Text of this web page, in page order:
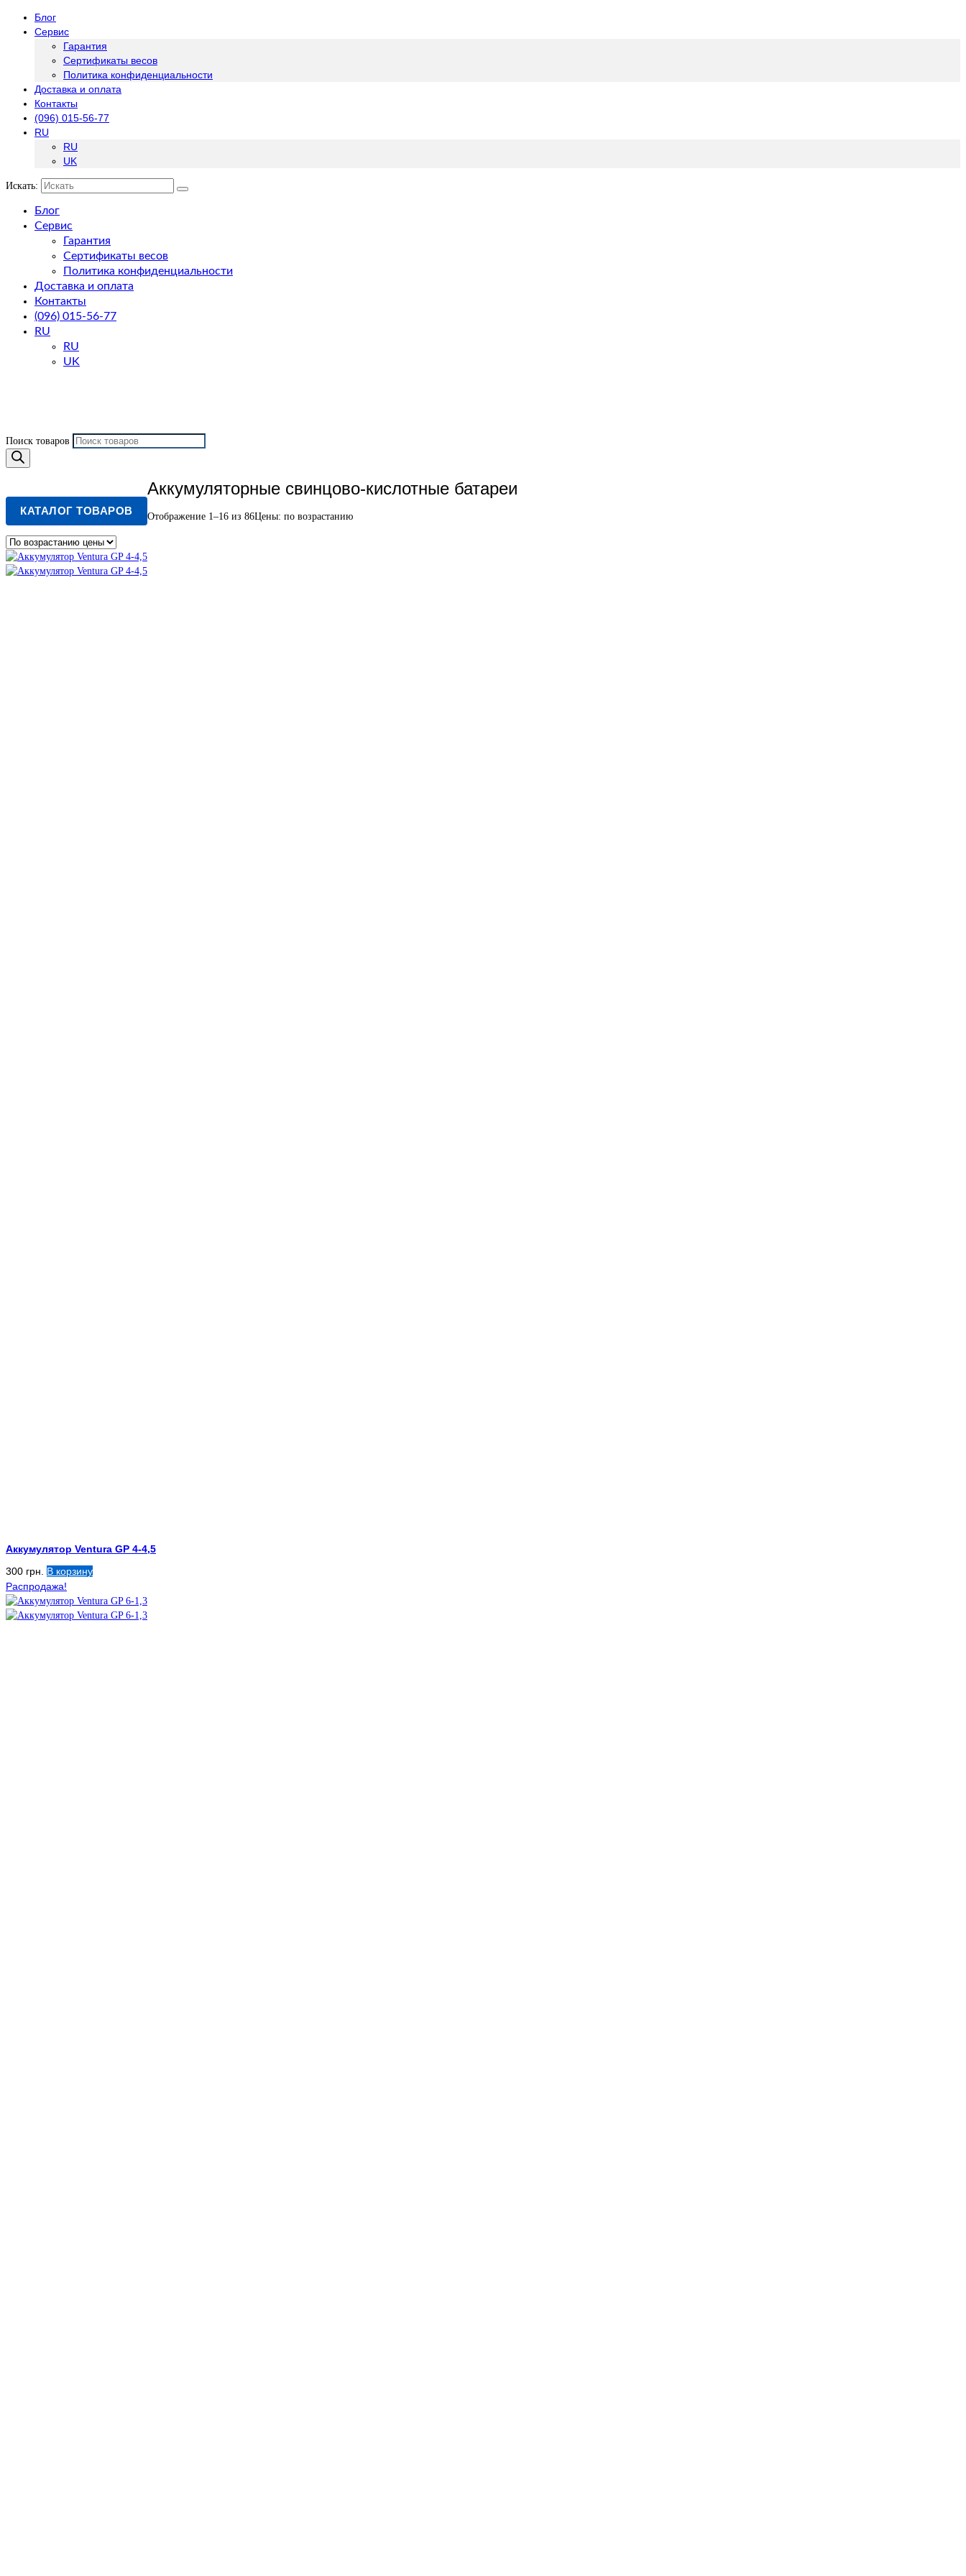
Блог
Сервис
Гарантия
Сертификаты весов
Политика конфиденциальности
Доставка и оплата
Контакты
(096) 015-56-77
RU
RU
UK
Искать:
Блог
Сервис
Гарантия
Сертификаты весов
Политика конфиденциальности
Доставка и оплата
Контакты
(096) 015-56-77
RU
RU
UK
Поиск товаров
КАТАЛОГ ТОВАРОВ
Аккумуляторные свинцово-кислотные батареи
Отображение 1–16 из 86Цены: по возрастанию
Аккумулятор Ventura GP 4-4,5
300 грн. В корзину
Распродажа!